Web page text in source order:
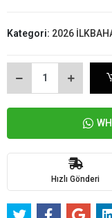
Kategori: 2026
Hızlı Gönderi